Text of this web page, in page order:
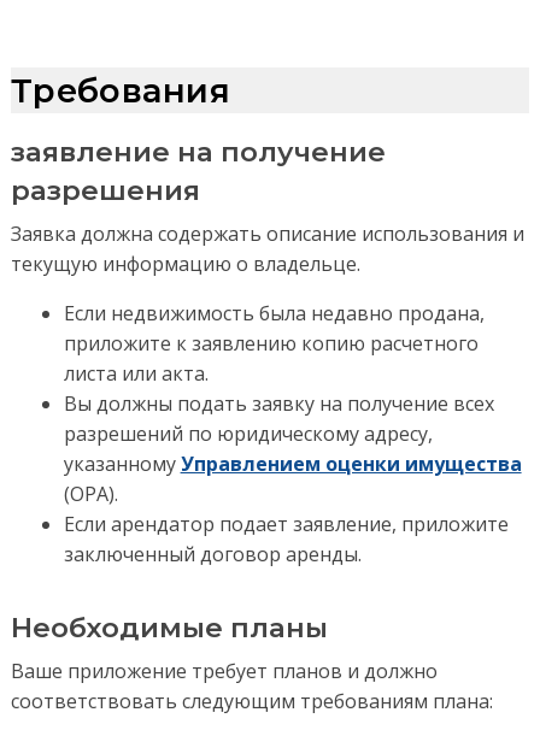
Требования
заявление на получение
разрешения
Заявка должна содержать описание использования и
текущую информацию о владельце.
Если недвижимость была недавно продана,
приложите к заявлению копию расчетного
листа или акта.
Вы должны подать заявку на получение всех
разрешений по юридическому адресу,
указанномуУправлением оценки имущества
(OPA).
Если арендатор подает заявление, приложите
заключенный договор аренды.
Необходимые планы
Ваше приложение требует планов и должно
соответствовать следующим требованиям плана: